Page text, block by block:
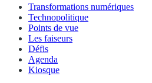
Transformations numériques
Technopolitique
Points de vue
Les faiseurs
Défis
Agenda
Kiosque